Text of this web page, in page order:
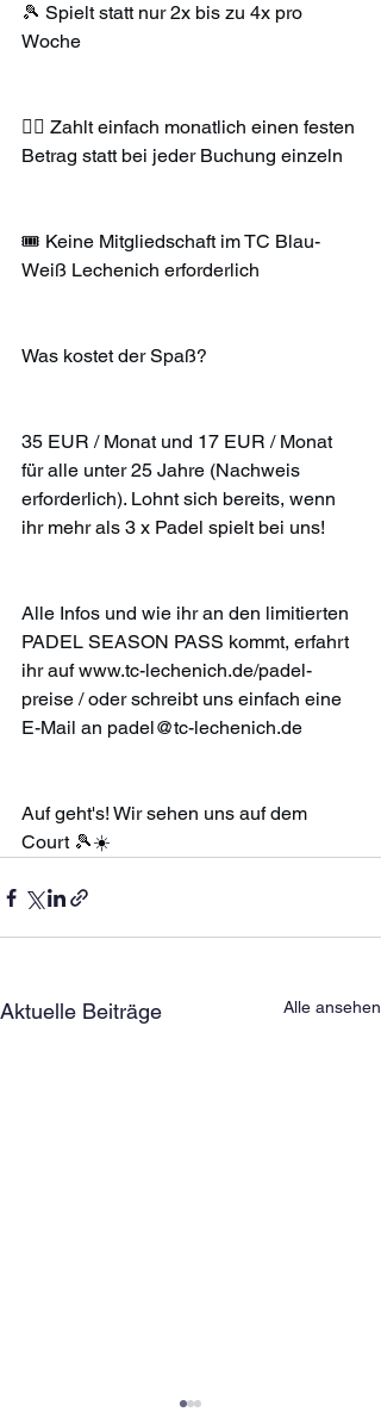
🎾 Spielt statt nur 2x bis zu 4x pro
Woche
✌🏼 Zahlt einfach monatlich einen festen
Betrag statt bei jeder Buchung einzeln
🎟️ Keine Mitgliedschaft im TC Blau-
Weiß Lechenich erforderlich
Was kostet der Spaß?
35 EUR / Monat und 17 EUR / Monat
für alle unter 25 Jahre (Nachweis
erforderlich). Lohnt sich bereits, wenn
ihr mehr als 3 x Padel spielt bei uns!
Alle Infos und wie ihr an den limitierten
PADEL SEASON PASS kommt, erfahrt
ihr auf www.tc-lechenich.de/padel-
preise / oder schreibt uns einfach eine
E-Mail an padel@tc-lechenich.de
Auf geht's! Wir sehen uns auf dem
Court 🎾☀️
Aktuelle Beiträge Alle ansehen